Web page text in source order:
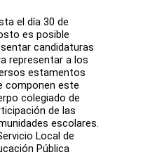
el día 30 de
es posible
candidaturas
representar a los
estamentos
componen este
colegiado de
de las
escolares.
Local de
Pública